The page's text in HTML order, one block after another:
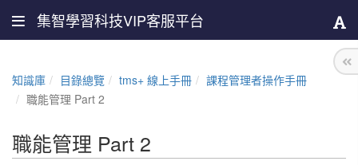
集智學習科技VIP客服平台
知識庫 目錄總覽 tms+ 線上手冊
課程管理者操作手冊
職能管理 Part 2
職能管理 Part 2